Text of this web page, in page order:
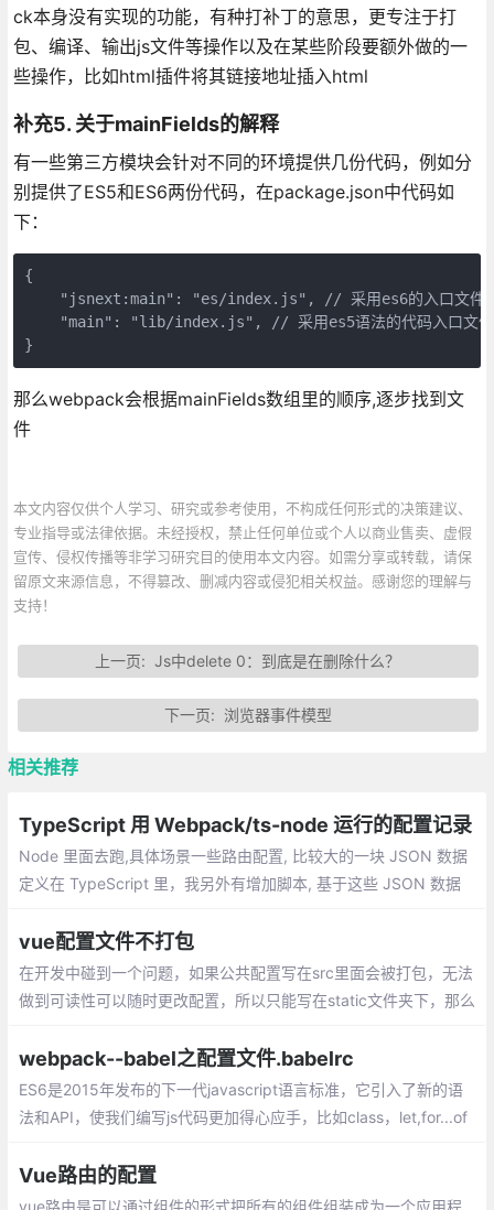
ck本身没有实现的功能，有种打补丁的意思，更专注于打
包、编译、输出js文件等操作以及在某些阶段要额外做的一
些操作，比如html插件将其链接地址插入html
补充5. 关于mainFields的解释
有一些第三方模块会针对不同的环境提供几份代码，例如分
别提供了ES5和ES6两份代码，在package.json中代码如
下：
{
    "jsnext:main": "es/index.js", // 采用es6的入口文件
    "main": "lib/index.js", // 采用es5语法的代码入口文件
}
那么webpack会根据mainFields数组里的顺序,逐步找到文
件
本文内容仅供个人学习、研究或参考使用，不构成任何形式的决策建议、
专业指导或法律依据。未经授权，禁止任何单位或个人以商业售卖、虚假
宣传、侵权传播等非学习研究目的使用本文内容。如需分享或转载，请保
留原文来源信息，不得篡改、删减内容或侵犯相关权益。感谢您的理解与
支持！
上一页:Js中delete 0：到底是在删除什么？
下一页: 浏览器事件模型
相关推荐
TypeScript 用 Webpack/ts-node 运行的配置记录
Node 里面去跑,具体场景一些路由配置, 比较大的一块 JSON 数据
定义在 TypeScript 里，我另外有增加脚本, 基于这些 JSON 数据
含一些额外的业务代码。
vue配置文件不打包
在开发中碰到一个问题，如果公共配置写在src里面会被打包，无法
做到可读性可以随时更改配置，所以只能写在static文件夹下，那么
webpack--babel之配置文件.babelrc
ES6是2015年发布的下一代javascript语言标准，它引入了新的语
法和API，使我们编写js代码更加得心应手，比如class，let,for...of
览器支持
Vue路由的配置
vue路由是可以通过组件的形式把所有的组件组装成为一个应用程